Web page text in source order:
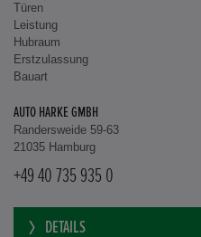
Türen
Leistung
Hubraum
Erstzulassung
Bauart
AUTO HARKE GMBH
Randersweide 59-63
21035 Hamburg
+49 40 735 935 0
DETAILS